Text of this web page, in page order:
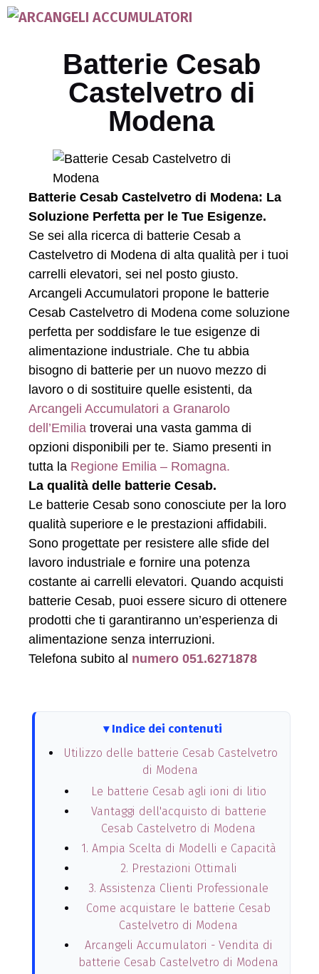
Batterie Cesab
Castelvetro di
Modena
Batterie Cesab Castelvetro di Modena: La
Soluzione Perfetta per le Tue Esigenze.
Se sei alla ricerca di batterie Cesab a
Castelvetro di Modena di alta qualità per i tuoi
carrelli elevatori, sei nel posto giusto.
Arcangeli Accumulatori propone le batterie
Cesab Castelvetro di Modena come soluzione
perfetta per soddisfare le tue esigenze di
alimentazione industriale. Che tu abbia
bisogno di batterie per un nuovo mezzo di
lavoro o di sostituire quelle esistenti, da
Arcangeli Accumulatori a Granarolo
dell’Emilia troverai una vasta gamma di
opzioni disponibili per te. Siamo presenti in
tutta la Regione Emilia – Romagna.
La qualità delle batterie Cesab.
Le batterie Cesab sono conosciute per la loro
qualità superiore e le prestazioni affidabili.
Sono progettate per resistere alle sfide del
lavoro industriale e fornire una potenza
costante ai carrelli elevatori. Quando acquisti
batterie Cesab, puoi essere sicuro di ottenere
prodotti che ti garantiranno un’esperienza di
alimentazione senza interruzioni.
Telefona subito al numero 051.6271878
Indice dei contenuti
Utilizzo delle batterie Cesab Castelvetro
di Modena
Le batterie Cesab agli ioni di litio
Vantaggi dell'acquisto di batterie
Cesab Castelvetro di Modena
1. Ampia Scelta di Modelli e Capacità
2. Prestazioni Ottimali
3. Assistenza Clienti Professionale
Come acquistare le batterie Cesab
Castelvetro di Modena
Arcangeli Accumulatori - Vendita di
batterie Cesab Castelvetro di Modena